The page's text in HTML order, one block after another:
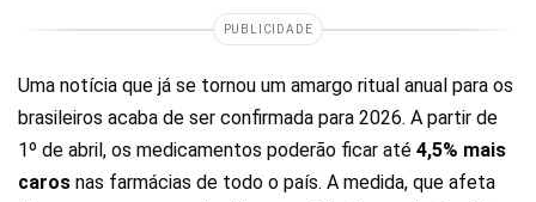
PUBLICIDADE
Uma notícia que já se tornou um amargo ritual anual para os
brasileiros acaba de ser confirmada para 2026. A partir de
1º de abril, os medicamentos poderão ficar até 4,5% mais
caros nas farmácias de todo o país. A medida, que afeta